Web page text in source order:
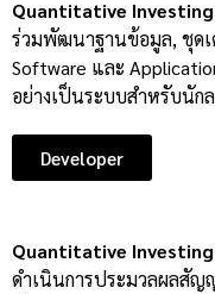
Quantitative Investing
ร่วมพัฒนาฐานข้อมูล, ชุดเ
Software และ
อย่างเป็นระบบสำหรับนัก
Developer
Quantitative Investing
ดำเนินการประมวลผลสัญ